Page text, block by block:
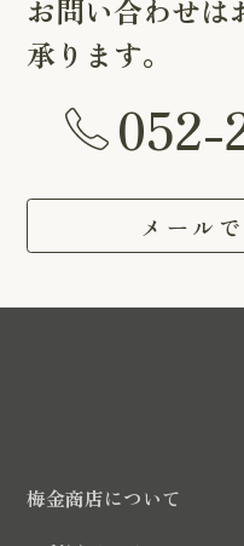
お問い合わせは
承ります。
052-
メール
梅金商店について